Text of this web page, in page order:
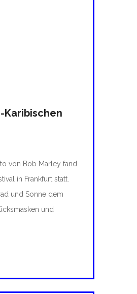
Karibischen
von Bob Marley fand
in Frankfurt statt.
und Sonne dem
und